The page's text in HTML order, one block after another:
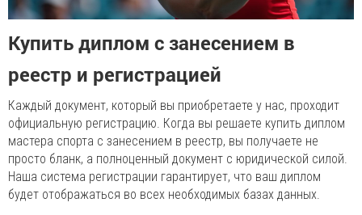
Купить диплом с занесением в
реестр и регистрацией
Каждый документ, который вы приобретаете у нас, проходит
официальную регистрацию. Когда вы решаете купить диплом
мастера спорта с занесением в реестр, вы получаете не
просто бланк, а полноценный документ с юридической силой.
Наша система регистрации гарантирует, что ваш диплом
будет отображаться во всех необходимых базах данных.